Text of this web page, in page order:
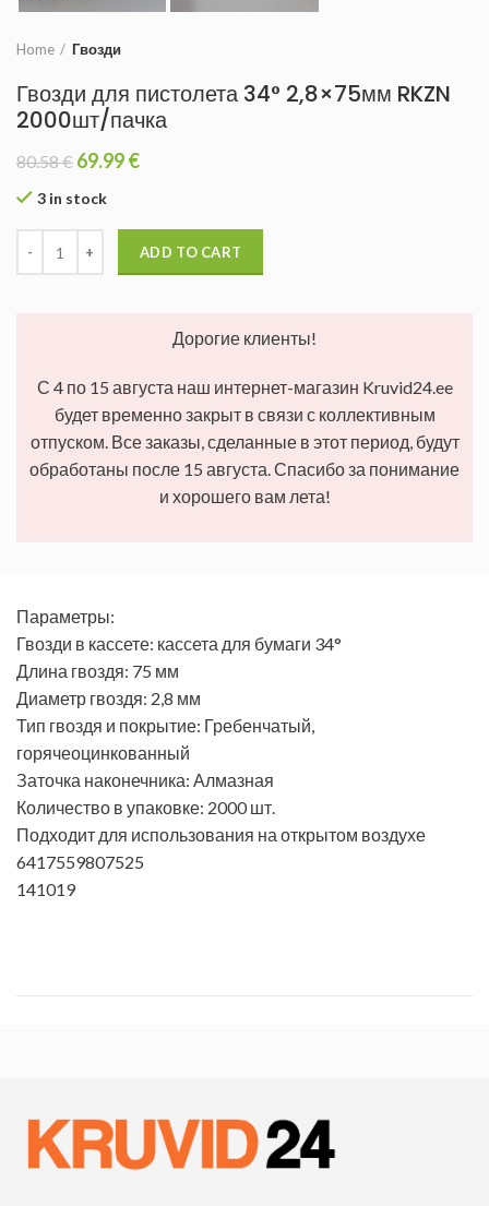
Home Гвозди
Гвозди для пистолета 34° 2,8×75мм RKZN
2000шт/пачка
80.58€ 69.99€
3 in stock
ADD TO CART
Дорогие клиенты!
С 4 по 15 августа наш интернет-магазин Kruvid24.ee
будет временно закрыт в связи с коллективным
отпуском. Все заказы, сделанные в этот период, будут
обработаны после 15 августа. Спасибо за понимание
и хорошего вам лета!
Параметры:
Гвозди в кассете: кассета для бумаги 34°
Длина гвоздя: 75 мм
Диаметр гвоздя: 2,8 мм
Тип гвоздя и покрытие: Гребенчатый,
горячеоцинкованный
Заточка наконечника: Алмазная
Количество в упаковке: 2000 шт.
Подходит для использования на открытом воздухе
6417559807525
141019